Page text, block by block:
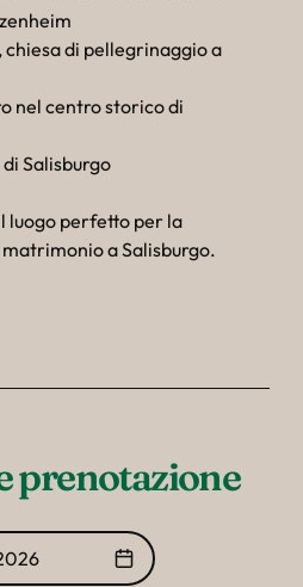
chiesa di pellegrinaggio a
nel centro storico di
Salisburgo
luogo perfetto per la
a Salisburgo.
prenotazione